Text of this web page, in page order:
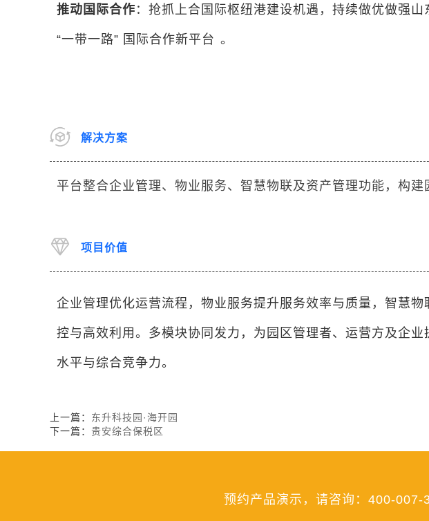
推动国际合作 ：抢抓上合国际枢纽港建设机遇，持续做优做强
“一带一路” 国际合作新平台 。
解决方案
平台整合企业管理、物业服务、智慧物联及资产管理功能，构建
项目价值
企业管理优化运营流程，物业服务提升服务效率与质量，智慧
控与高效利用。多模块协同发力，为园区管理者、运营方及企
水平与综合竞争力。
上一篇： 东升科技园·海开园
下一篇： 贵安综合保税区
预约产品演示，请咨询：400-007-